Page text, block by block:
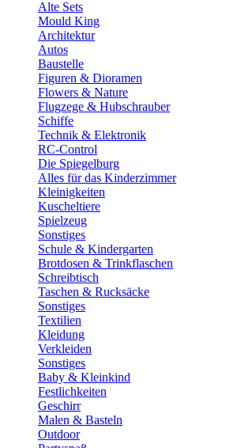
Alte Sets
Mould King
Architektur
Autos
Baustelle
Figuren & Dioramen
Flowers & Nature
Flugzege & Hubschrauber
Schiffe
Technik & Elektronik
RC-Control
Die Spiegelburg
Alles für das Kinderzimmer
Kleinigkeiten
Kuscheltiere
Spielzeug
Sonstiges
Schule & Kindergarten
Brotdosen & Trinkflaschen
Schreibtisch
Taschen & Rucksäcke
Sonstiges
Textilien
Kleidung
Verkleiden
Sonstiges
Baby & Kleinkind
Festlichkeiten
Geschirr
Malen & Basteln
Outdoor